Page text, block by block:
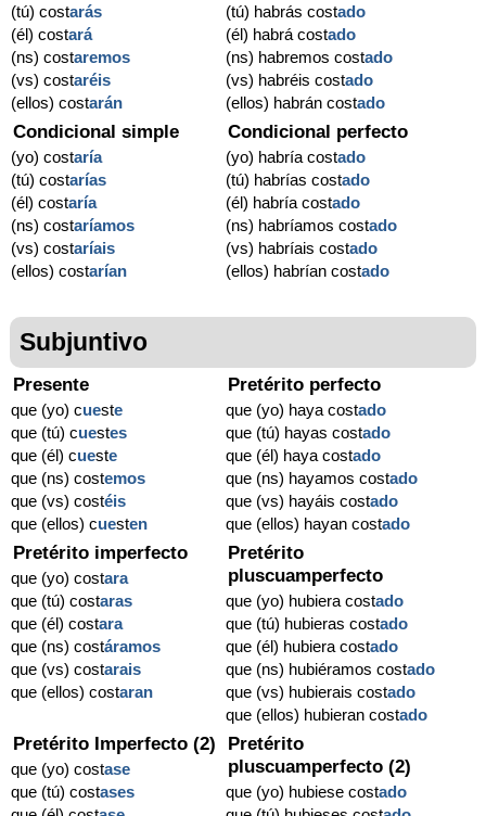
(tú) costarás
(él) costará
(ns) costaremos
(vs) costaréis
(ellos) costarán
(tú) habrás costado
(él) habrá costado
(ns) habremos costado
(vs) habréis costado
(ellos) habrán costado
Condicional simple
(yo) costaría
(tú) costarías
(él) costaría
(ns) costaríamos
(vs) costaríais
(ellos) costarían
Condicional perfecto
(yo) habría costado
(tú) habrías costado
(él) habría costado
(ns) habríamos costado
(vs) habríais costado
(ellos) habrían costado
Subjuntivo
Presente
que (yo) cueste
que (tú) cuestes
que (él) cueste
que (ns) costemos
que (vs) costéis
que (ellos) cuesten
Pretérito perfecto
que (yo) haya costado
que (tú) hayas costado
que (él) haya costado
que (ns) hayamos costado
que (vs) hayáis costado
que (ellos) hayan costado
Pretérito imperfecto
que (yo) costara
que (tú) costaras
que (él) costara
que (ns) costáramos
que (vs) costarais
que (ellos) costaran
Pretérito
pluscuamperfecto
que (yo) hubiera costado
que (tú) hubieras costado
que (él) hubiera costado
que (ns) hubiéramos costado
que (vs) hubierais costado
que (ellos) hubieran costado
Pretérito Imperfecto (2)
que (yo) costase
que (tú) costases
Pretérito
pluscuamperfecto (2)
que (yo) hubiese costado